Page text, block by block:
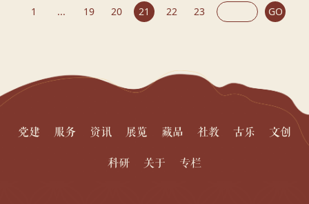
1 ... 19 20 21 22 23 GO
党建 服务 资讯 展览 藏品 社教 古乐 文创
科研 关于 专栏